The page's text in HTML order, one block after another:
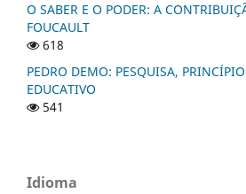
O SABER E O PODER: A
FOUCAULT
618
PEDRO DEMO: PESQUISA,
EDUCATIVO
541
Idioma